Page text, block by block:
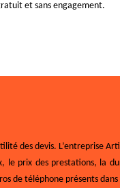
et sans engagement.
des devis. L’entreprise
le prix des prestations, la
de téléphone présents dans